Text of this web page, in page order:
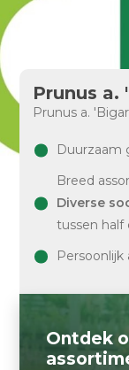
Prunus a.
Prunus a.
Duurzaam
Breed
Diverse
tussen half
Persoonlijk
Ontdek